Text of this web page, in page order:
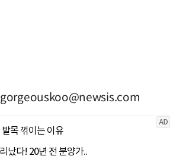
gorgeouskoo@newsis.com